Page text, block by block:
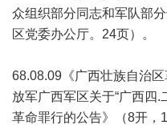
众组织部分同志和军队部
区党委办公厅。24页）。
68.08.09《广西壮族自治
放军广西军区关于“广西四.
革命罪行的公告》（8开，1